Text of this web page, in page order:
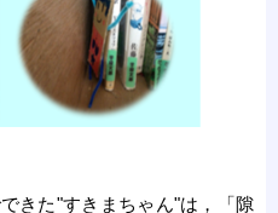
きた"すきまちゃん"は，「隙